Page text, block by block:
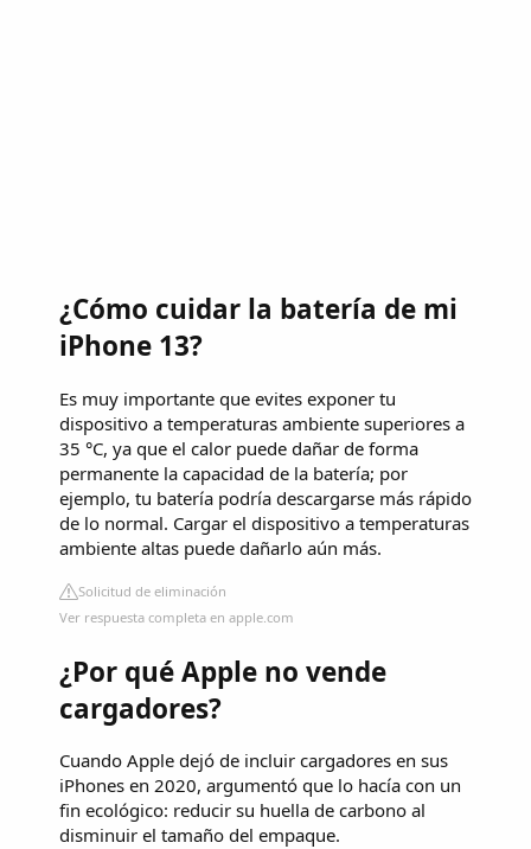
¿Cómo cuidar la batería de mi
iPhone 13?
Es muy importante que evites exponer tu
dispositivo a temperaturas ambiente superiores a
35 °C, ya que el calor puede dañar de forma
permanente la capacidad de la batería; por
ejemplo, tu batería podría descargarse más rápido
de lo normal. Cargar el dispositivo a temperaturas
ambiente altas puede dañarlo aún más.
Solicitud de eliminación
Ver respuesta completa en apple.com
¿Por qué Apple no vende
cargadores?
Cuando Apple dejó de incluir cargadores en sus
iPhones en 2020, argumentó que lo hacía con un
fin ecológico: reducir su huella de carbono al
disminuir el tamaño del empaque.